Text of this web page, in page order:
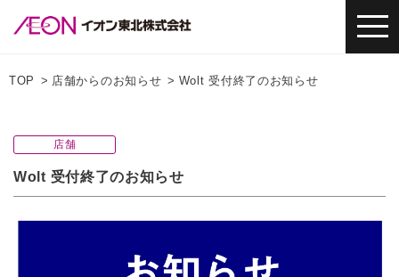
TOP 店舗からのお知らせ Wolt 受付終了のお知らせ
店舗
Wolt 受付終了のお知らせ